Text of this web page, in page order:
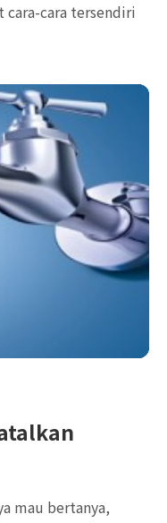
cara-cara tersendiri
mau bertanya,